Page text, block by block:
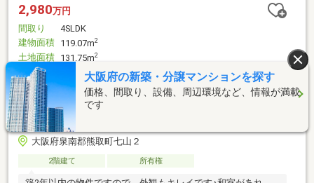
2,980万円
間取り
4SLDK
建物面積 119.07m2
土地面積 131.75m2
総戸数
ＪＲ阪和線 東佐野駅 徒歩15分
ＪＲ阪和線 和泉橋本駅 徒歩23分
水間鉄道 名越駅 徒歩36分
大阪府泉南郡熊取町七山２
2階建て 所有権
大阪府の新築・分譲マンションを探す
価格、間取り、設備、周辺環境など、情報が満載
です